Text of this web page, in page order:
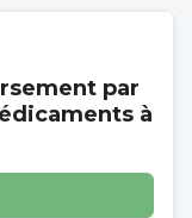
par
à